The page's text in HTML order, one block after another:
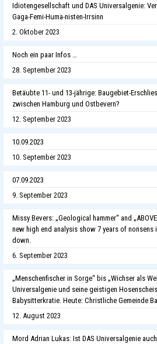
Idiotengesellschaft und DAS Universalgenie:
Gaga-Femi-Huma-nisten-Irrsinn
2. Oktober 2023
Noch ein paar Infos …
28. September 2023
Betäubte 11- und 13-jährige: Baugebiet-
zwischen Hamburg und Ostbevern?
12. September 2023
10.09.2023
10. September 2023
07.09.2023
9. September 2023
Missy Bevers: „Geological hammer“ and
new high end analysis show 7 years of
down.
6. September 2023
„Menschenfischer in Sorge“ bis „Wichser als
Universalgenie und seine geistigen
Babysitterkratie. Heute: Christliche Gemeinde
12. August 2023
Mord Adrian Lukas: Ist DAS Universalgenie